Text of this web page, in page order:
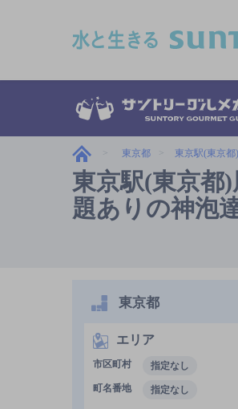
東京都 東京駅(東京都
東京駅(東京都
題ありの神泡
東京都
エリア
市区町村
指定なし
町名番地
指定なし